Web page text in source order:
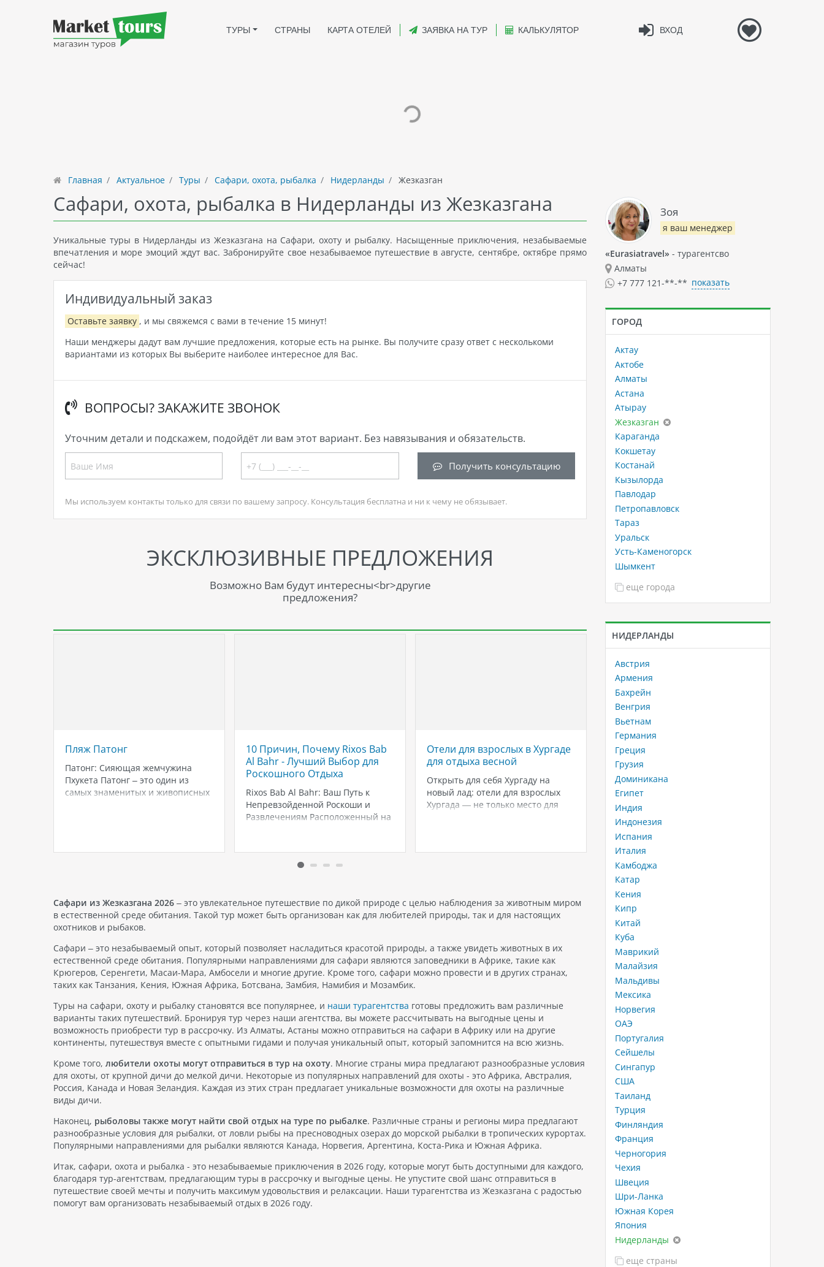
ВХОД
ТУРЫ СТРАНЫ КАРТА ОТЕЛЕЙ ЗАЯВКА НА ТУР КАЛЬКУЛЯТОР
Главная Актуальное Туры Сафари, охота, рыбалка Нидерланды Жезказган
Сафари, охота, рыбалка в Нидерланды из Жезказгана
Уникальные туры в Нидерланды из Жезказгана на Сафари, охоту и рыбалку. Насыщенные приключения, незабываемые
впечатления и море эмоций ждут вас. Забронируйте свое незабываемое путешествие в августе, сентябре, октябре прямо
сейчас!
Индивидуальный заказ
Оставьте заявку , и мы свяжемся с вами в течение 15 минут!
Наши менджеры дадут вам лучшие предложения, которые есть на рынке. Вы получите сразу ответ с несколькоми
вариантами из которых Вы выберите наиболее интересное для Вас.
ВОПРОСЫ? ЗАКАЖИТЕ ЗВОНОК
Уточним детали и подскажем, подойдёт ли вам этот вариант. Без навязывания и обязательств.
Получить консультацию
Мы используем контакты только для связи по вашему запросу. Консультация бесплатна и ни к чему не обязывает.
ЭКСКЛЮЗИВНЫЕ ПРЕДЛОЖЕНИЯ
Возможно Вам будут интересны<br>другие
предложения?
Пляж Патонг
Патонг: Сияющая жемчужина
Пхукета Патонг – это один из
самых знаменитых и живописных
отдыхающих, от бескрайних
10 Причин, Почему Rixos Bab
Al Bahr - Лучший Выбор для
Роскошного Отдыха
Rixos Bab Al Bahr: Ваш Путь к
Непревзойденной Роскоши и
Развлечениям Расположенный на
Марджан, Rixos Bab Al Bahr
предлагает непревзойденное
идеально подходит для семейного
отдыха, романтических каникул…
Отели для взрослых в Хургаде
для отдыха весной
Открыть для себя Хургаду на
новый лад: отели для взрослых
Хургада — не только место для
молодежный отдых. В городе
Отели Нячанга с аквапарками:
лучший выбор для отдыха с
детьми во Вьетнаме
Планируете семейный отдых во
Вьетнаме? Рассказываем, какие
отели Нячанга с аквапарками
подойдут для отдыха с детьми:
бассейны, горки, пляжи и
развлечения для всей семьи.
Нячанг — один из самых
популярных курортов Вьетнама
для семейного отдыха. Здесь
климат,…
Сафари из Жезказгана 2026 – это увлекательное путешествие по дикой природе с целью наблюдения за животным миром
в естественной среде обитания. Такой тур может быть организован как для любителей природы, так и для настоящих
охотников и рыбаков.
Сафари – это незабываемый опыт, который позволяет насладиться красотой природы, а также увидеть животных в их
естественной среде обитания. Популярными направлениями для сафари являются заповедники в Африке, такие как
Крюгеров, Серенгети, Масаи-Мара, Амбосели и многие другие. Кроме того, сафари можно провести и в других странах,
таких как Танзания, Кения, Южная Африка, Ботсвана, Замбия, Намибия и Мозамбик.
Туры на сафари, охоту и рыбалку становятся все популярнее, и наши турагентства готовы предложить вам различные
варианты таких путешествий. Бронируя тур через наши агентства, вы можете рассчитывать на выгодные цены и
возможность приобрести тур в рассрочку. Из Алматы, Астаны можно отправиться на сафари в Африку или на другие
континенты, путешествуя вместе с опытными гидами и получая уникальный опыт, который запомнится на всю жизнь.
Кроме того, любители охоты могут отправиться в тур на охоту. Многие страны мира предлагают разнообразные условия
для охоты, от крупной дичи до мелкой дичи. Некоторые из популярных направлений для охоты - это Африка, Австралия,
Россия, Канада и Новая Зеландия. Каждая из этих стран предлагает уникальные возможности для охоты на различные
виды дичи.
Наконец, рыболовы также могут найти свой отдых на туре по рыбалке. Различные страны и регионы мира предлагают
разнообразные условия для рыбалки, от ловли рыбы на пресноводных озерах до морской рыбалки в тропических курортах.
Популярными направлениями для рыбалки являются Канада, Норвегия, Аргентина, Коста-Рика и Южная Африка.
Итак, сафари, охота и рыбалка - это незабываемые приключения в 2026 году, которые могут быть доступными для каждого,
благодаря тур-агентствам, предлагающим туры в рассрочку и выгодные цены. Не упустите свой шанс отправиться в
путешествие своей мечты и получить максимум удовольствия и релаксации. Наши турагентства из Жезказгана с радостью
помогут вам организовать незабываемый отдых в 2026 году.
Зоя
я ваш менеджер
«Eurasiatravel» - турагентсво
Алматы
+7 777 121-**-** показать
ГОРОД
Актау
Актобе
Алматы
Астана
Атырау
Жезказган
Караганда
Кокшетау
Костанай
Кызылорда
Павлодар
Петропавловск
Тараз
Уральск
Усть-Каменогорск
Шымкент
еще города
НИДЕРЛАНДЫ
Австрия
Армения
Бахрейн
Венгрия
Вьетнам
Германия
Греция
Грузия
Доминикана
Египет
Индия
Индонезия
Испания
Италия
Камбоджа
Катар
Кения
Кипр
Китай
Куба
Маврикий
Малайзия
Мальдивы
Мексика
Норвегия
ОАЭ
Португалия
Сейшелы
Сингапур
США
Таиланд
Турция
Финляндия
Франция
Черногория
Чехия
Швеция
Шри-Ланка
Южная Корея
Япония
Нидерланды
еще страны